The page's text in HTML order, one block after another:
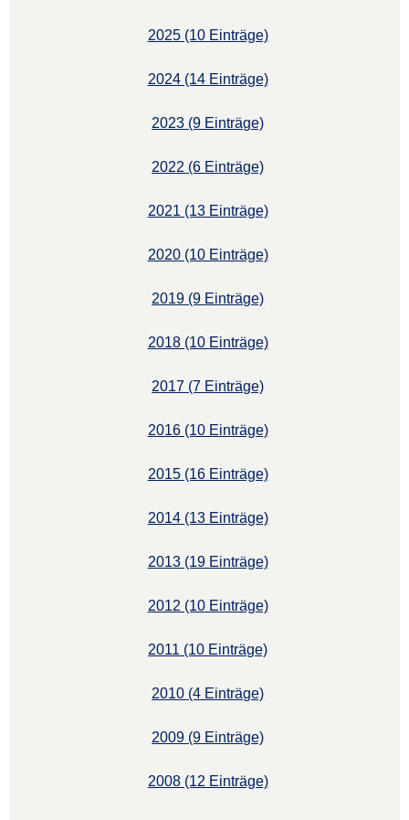
2025 (10 Einträge)
2024 (14 Einträge)
2023 (9 Einträge)
2022 (6 Einträge)
2021 (13 Einträge)
2020 (10 Einträge)
2019 (9 Einträge)
2018 (10 Einträge)
2017 (7 Einträge)
2016 (10 Einträge)
2015 (16 Einträge)
2014 (13 Einträge)
2013 (19 Einträge)
2012 (10 Einträge)
2011 (10 Einträge)
2010 (4 Einträge)
2009 (9 Einträge)
2008 (12 Einträge)